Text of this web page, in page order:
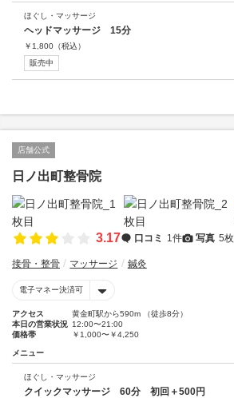
ほぐし・マッサージ
ヘッドマッサージ 15分
￥ 1,800 （税込）
販売中
店舗公式
日ノ出町整骨院
3.17 口コミ 1件 写真 5枚
接骨・整骨 マッサージ 鍼灸
電子マネー決済可
アクセス
黄金町駅から590m （徒歩8分）
本日の営業状況 12:00〜21:00
価格帯
￥1,000〜￥4,250
メニュー
ほぐし・マッサージ
クイックマッサージ 60分 初回＋500円